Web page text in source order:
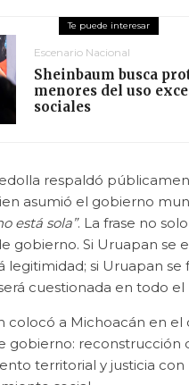
Escenario Nacional
Sheinbaum busca
menores del uso
sociales
respaldó
asumió el gobierno
está sola”. La frase no
gobierno. Si Uruapan se
legitimidad; si Uruapan se
cuestionada en todo el
colocó a Michoacán en el
gobierno: reconstrucción
territorial y justicia con